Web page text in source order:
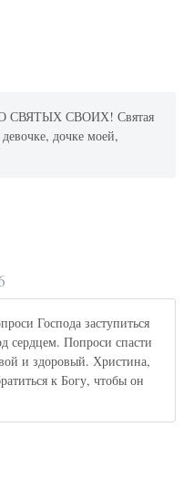
СВОИХ! Святая
дочке моей,
Господа заступиться
сердцем. Попроси спасти
и здоровый. Христина,
к Богу, чтобы он